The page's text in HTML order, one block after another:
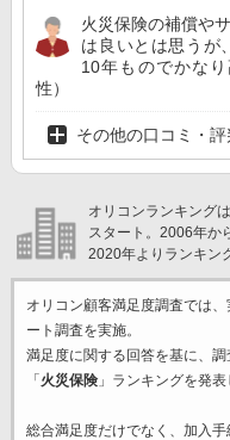
火災保険の補償や
は良いとは思うが
10年ものでかな
性）
その他の口コミ・評
オリコンランキング
スタート。2006年か
2020年よりランキン
オリコン顧客満足度調査では
ート調査を実施。
満足度に関する回答を基に、調
「火災保険」ランキングを発表
総合満足度だけでなく、加入